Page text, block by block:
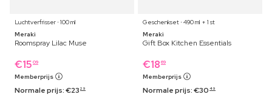
Luchtverfrisser ⋅ 100 ml
Meraki
Roomspray Lilac Muse
€15 09
Memberprijs
Normale prijs:€23 29
Geschenkset ⋅ 490 ml + 1 st
Meraki
Gift Box Kitchen Essentials
€18 69
Memberprijs
Normale prijs:€30 49